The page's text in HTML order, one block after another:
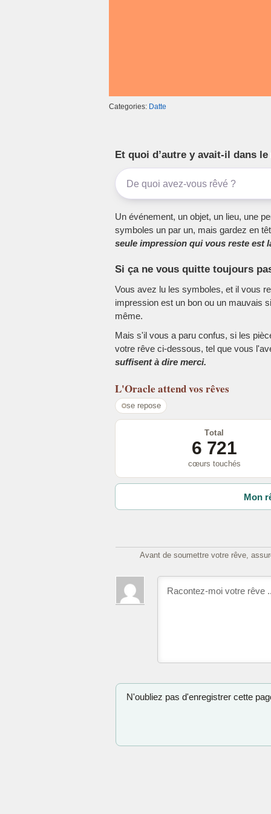
Categories: Datte
Et quoi d’autre y avait-il dans le
Un événement, un objet, un lieu, une
symboles un par un, mais gardez en
seule impression qui vous reste est
Si ça ne vous quitte toujours
Vous avez lu les symboles, et il vous
impression est un bon ou un mauvais
même.
Mais s'il vous a paru confus, si les
votre rêve ci-dessous, tel que vous
suffisent à dire merci.
L'Oracle attend vos rêves
se repose
Total
6 721
cœurs touchés
Mon
Avant de soumettre votre rêve,
N'oubliez pas d'enregistrer cette